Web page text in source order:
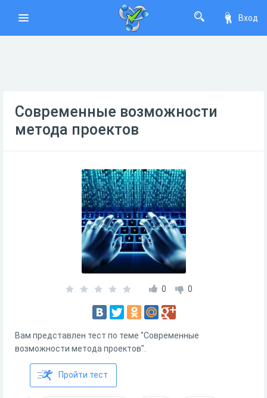
Вход
Современные возможности
метода проектов
0 0
Вам представлен тест по теме "Современные
возможности метода проектов".
Пройти тест